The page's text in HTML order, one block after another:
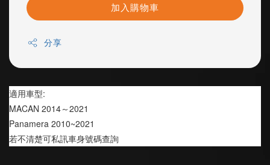
加入購物車
分享
適用車型:
MACAN 2014～2021
Panamera 2010~2021
若不清楚可私訊車身號碼查詢